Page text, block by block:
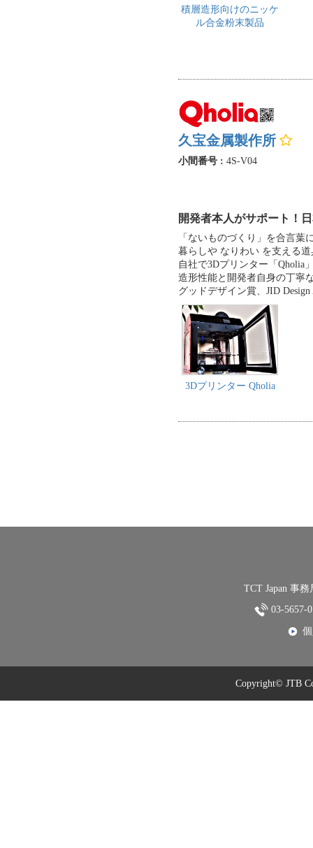
積層造形向けのニッケ
ル合金粉末製品
久宝金属製作所
小間番号 : 4S-V04
開発者本人がサポート！
「ないものづくり」を合言
暮らしや なりわい を支える
自社で3Dプリンター「Qholia
造形性能と開発者自身の丁寧
グッドデザイン賞、JID
3Dプリンター Qholia
TCT Japan 事
03-
Copyright© JTB